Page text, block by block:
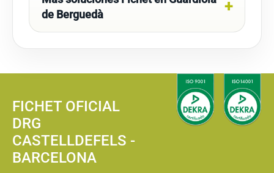
de Berguedà
FICHET OFICIAL
DRG
CASTELLDEFELS -
BARCELONA